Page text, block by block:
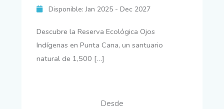
Disponible: Jan 2025 - Dec 2027
Descubre la Reserva Ecológica Ojos
Indígenas en Punta Cana, un santuario
natural de 1,500 […]
Desde